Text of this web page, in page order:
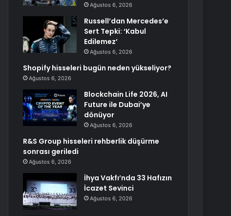
Ağustos 6, 2026
Russell’dan Mercedes’e
Sert Tepki: ‘Kabul
Edilemez’
Ağustos 6, 2026
Shopify hisseleri bugün neden yükseliyor?
Ağustos 6, 2026
Blockchain Life 2026, AI
Future ile Dubai’ye
dönüyor
Ağustos 6, 2026
R&S Group hisseleri rehberlik düşürme
sonrası geriledi
Ağustos 6, 2026
İhya Vakfı’nda 33 Hafızın
İcazet Sevinci
Ağustos 6, 2026